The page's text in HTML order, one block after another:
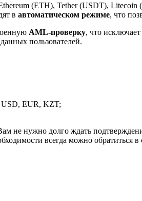
(ETH), Tether (USDT),
в автоматическом режиме, что
AML-проверку, что
пользователей.
EUR, KZT;
не нужно долго ждать
всегда можно обратиться